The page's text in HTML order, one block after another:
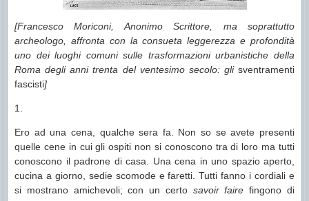
[Francesco Moriconi, Anonimo Scrittore, ma soprattutto
archeologo, affronta con la consueta leggerezza e profondità
uno dei luoghi comuni sulle trasformazioni urbanistiche della
Roma degli anni trenta del ventesimo secolo: gli sventramenti
fascisti]
1.
Ero ad una cena, qualche sera fa. Non so se avete presenti
quelle cene in cui gli ospiti non si conoscono tra di loro ma tutti
conoscono il padrone di casa. Una cena in uno spazio aperto,
cucina a giorno, sedie scomode e faretti. Tutti fanno i cordiali e
si mostrano amichevoli; con un certo savoir fairefingono di